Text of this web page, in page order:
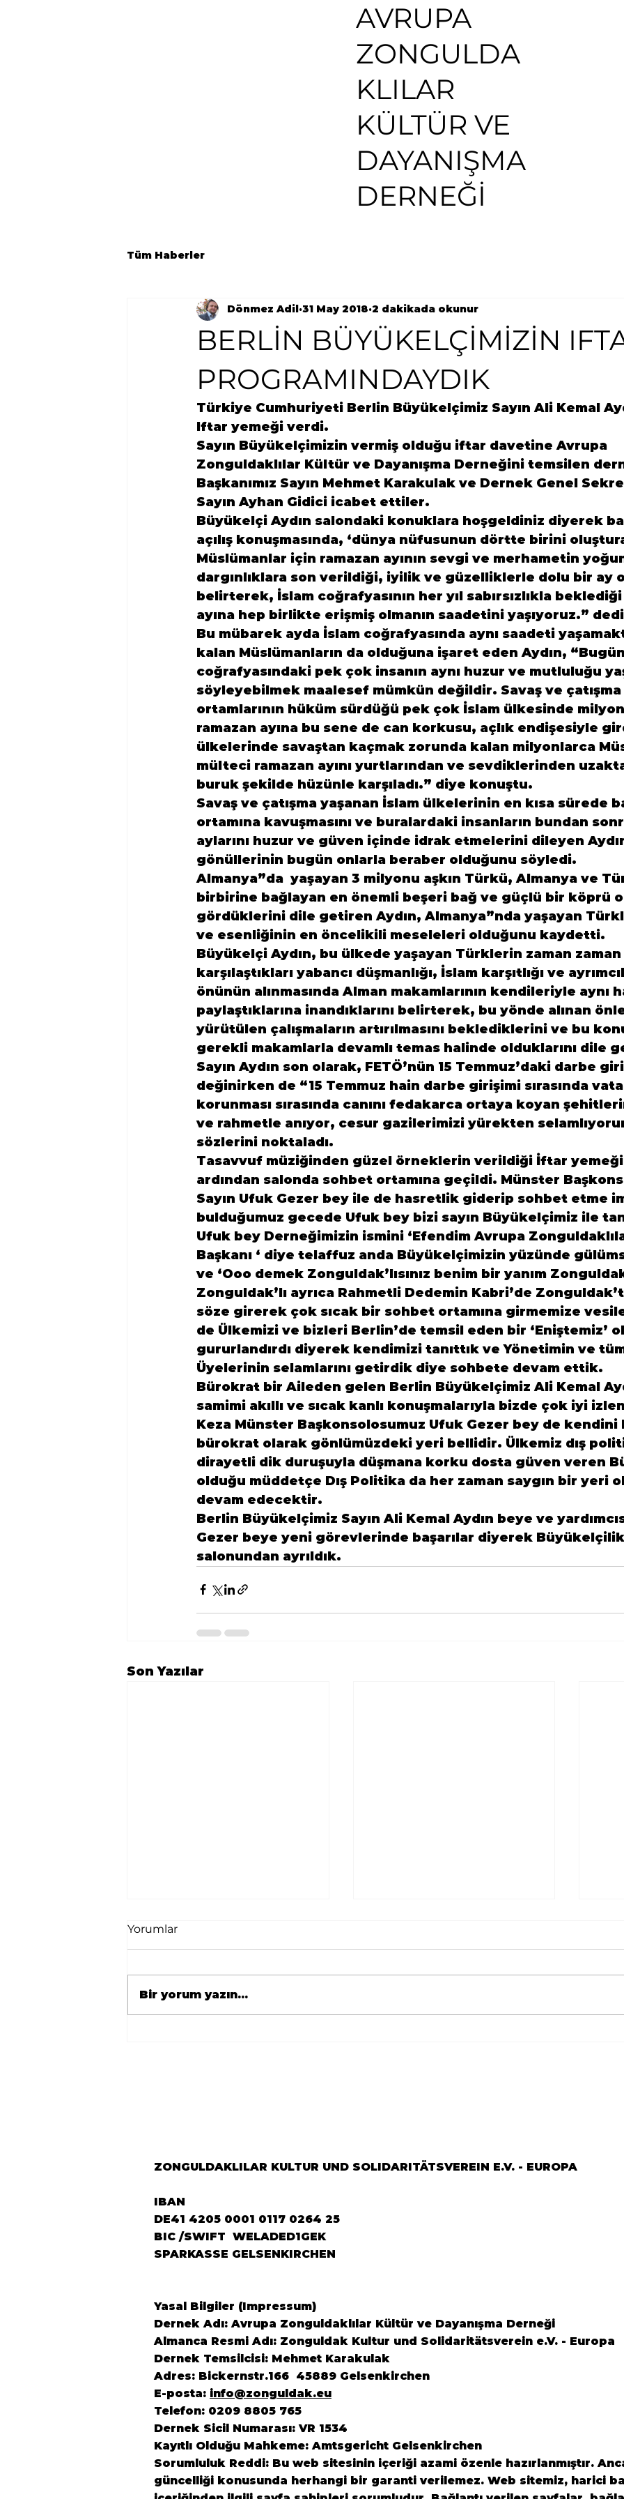
AVRUPA
ZONGULDA
KLILAR
KÜLTÜR VE
DAYANIŞMA
DERNEĞİ
Tüm Haberler
BERLİN BÜYÜKELÇİMİZİN
PROGRAMINDAYDIK
Dönmez Adil 31 May 2018 2 dakikada okunur
Türkiye Cumhuriyeti Berlin Büyükelçimiz Sayın Ali Kemal
Iftar yemeği verdi.
Sayın Büyükelçimizin vermiş olduğu iftar davetine Avrupa
Zonguldaklılar Kültür ve Dayanışma Derneğini temsilen
Başkanımız Sayın Mehmet Karakulak ve Dernek Genel
Sayın Ayhan Gidici icabet ettiler.
Büyükelçi Aydın salondaki konuklara hoşgeldiniz diyerek
açılış konuşmasında, ‘dünya nüfusunun dörtte birini
Müslümanlar için ramazan ayının sevgi ve merhametin
dargınlıklara son verildiği, iyilik ve güzelliklerle dolu bir ay
belirterek, İslam coğrafyasının her yıl sabırsızlıkla
ayına hep birlikte erişmiş olmanın saadetini yaşıyoruz.”
Bu mübarek ayda İslam coğrafyasında aynı saadeti
kalan Müslümanların da olduğuna işaret eden Aydın,
coğrafyasındaki pek çok insanın aynı huzur ve mutluluğu
söyleyebilmek maalesef mümkün değildir. Savaş ve çatışma
ortamlarının hüküm sürdüğü pek çok İslam ülkesinde
ramazan ayına bu sene de can korkusu, açlık endişesiyle
ülkelerinde savaştan kaçmak zorunda kalan milyonlarca
mülteci ramazan ayını yurtlarından ve sevdiklerinden
buruk şekilde hüzünle karşıladı.” diye konuştu.
Savaş ve çatışma yaşanan İslam ülkelerinin en kısa sürede
ortamına kavuşmasını ve buralardaki insanların bundan
aylarını huzur ve güven içinde idrak etmelerini dileyen
gönüllerinin bugün onlarla beraber olduğunu söyledi.
Almanya”da  yaşayan 3 milyonu aşkın Türkü, Almanya ve
birbirine bağlayan en önemli beşeri bağ ve güçlü bir köprü
gördüklerini dile getiren Aydın, Almanya”nda yaşayan
ve esenliğinin en öncelikili meseleleri olduğunu kaydetti.
Büyükelçi Aydın, bu ülkede yaşayan Türklerin zaman zaman
karşılaştıkları yabancı düşmanlığı, İslam karşıtlığı ve
önünün alınmasında Alman makamlarının kendileriyle aynı
paylaştıklarına inandıklarını belirterek, bu yönde alınan
yürütülen çalışmaların artırılmasını beklediklerini ve bu
gerekli makamlarla devamlı temas halinde olduklarını dile
Sayın Aydın son olarak, FETÖ’nün 15 Temmuz’daki darbe
değinirken de “15 Temmuz hain darbe girişimi sırasında
korunması sırasında canını fedakarca ortaya koyan
ve rahmetle anıyor, cesur gazilerimizi yürekten
sözlerini noktaladı.
Tasavvuf müziğinden güzel örneklerin verildiği İftar
ardından salonda sohbet ortamına geçildi. Münster
Sayın Ufuk Gezer bey ile de hasretlik giderip sohbet etme
bulduğumuz gecede Ufuk bey bizi sayın Büyükelçimiz ile
Ufuk bey Derneğimizin ismini ‘Efendim Avrupa
Başkanı ‘ diye telaffuz anda Büyükelçimizin yüzünde
ve ‘Ooo demek Zonguldak’lısınız benim bir yanım
Zonguldak’lı ayrıca Rahmetli Dedemin Kabri’de
söze girerek çok sıcak bir sohbet ortamına girmemize
de Ülkemizi ve bizleri Berlin’de temsil eden bir ‘Eniştemiz’
gururlandırdı diyerek kendimizi tanıttık ve Yönetimin ve
Üyelerinin selamlarını getirdik diye sohbete devam ettik.
Bürokrat bir Aileden gelen Berlin Büyükelçimiz Ali Kemal
samimi akıllı ve sıcak kanlı konuşmalarıyla bizde çok iyi
Keza Münster Başkonsolosumuz Ufuk Gezer bey de kendini
bürokrat olarak gönlümüzdeki yeri bellidir. Ülkemiz dış
dirayetli dik duruşuyla düşmana korku dosta güven veren
olduğu müddetçe Dış Politika da her zaman saygın bir yeri
devam edecektir.
Berlin Büyükelçimiz Sayın Ali Kemal Aydın beye ve
Gezer beye yeni görevlerinde başarılar diyerek Büyükelçilik
salonundan ayrıldık.
Son Yazılar
Yorumlar
Bir yorum yazın...
ZONGULDAKLILAR KULTUR UND SOLIDARITÄTSVEREIN E.V. - EUROPA
IBAN
DE41 4205 0001 0117 0264 25
BIC /SWIFT WELADED1GEK
SPARKASSE GELSENKIRCHEN
Yasal Bilgiler (Impressum)
Dernek Adı: Avrupa Zonguldaklılar Kültür ve Dayanışma Derneği
Almanca Resmi Adı: Zonguldak Kultur und Solidaritätsverein e.V. - Europa
Dernek Temsilcisi: Mehmet Karakulak
Adres: Bickernstr.166 45889 Gelsenkirchen
E-posta: info@zonguldak.eu
Telefon: 0209 8805 765
Dernek Sicil Numarası: VR 1534
Kayıtlı Olduğu Mahkeme: Amtsgericht Gelsenkirchen
Sorumluluk Reddi: Bu web sitesinin içeriği azami özenle hazırlanmıştır.
güncelliği konusunda herhangi bir garanti verilemez. Web sitemiz, harici